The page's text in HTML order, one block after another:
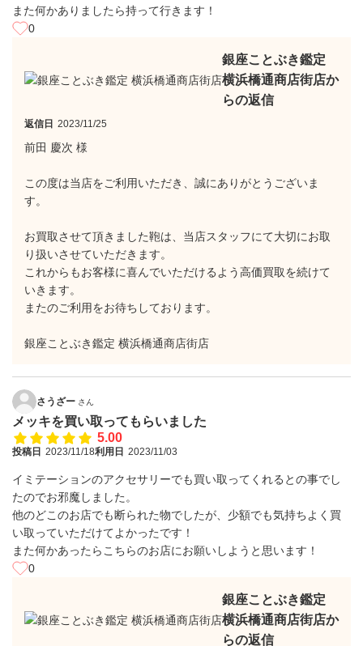
また何かありましたら持って行きます！
0
銀座ことぶき鑑定
横浜橋通商店街店か
らの返信
返信日 2023/11/25
前田 慶次 様
この度は当店をご利用いただき、誠にありがとうございま
す。
お買取させて頂きました鞄は、当店スタッフにて大切にお取
り扱いさせていただきます。
これからもお客様に喜んでいただけるよう高価買取を続けて
いきます。
またのご利用をお待ちしております。
銀座ことぶき鑑定 横浜橋通商店街店
さうざー さん
メッキを買い取ってもらいました
5.00
投稿日 2023/11/18利用日 2023/11/03
イミテーションのアクセサリーでも買い取ってくれるとの事でし
たのでお邪魔しました。
他のどこのお店でも断られた物でしたが、少額でも気持ちよく買
い取っていただけてよかったです！
また何かあったらこちらのお店にお願いしようと思います！
0
銀座ことぶき鑑定
横浜橋通商店街店か
らの返信